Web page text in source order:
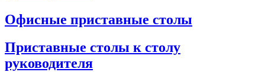
Офисные приставные столы
Приставные столы к столу
руководителя